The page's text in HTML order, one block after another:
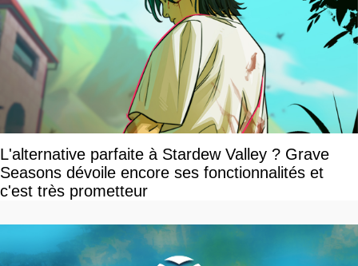
L'alternative parfaite à Stardew Valley ? Grave
Seasons dévoile encore ses fonctionnalités et
c'est très prometteur